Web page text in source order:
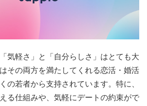
気軽さ」と「自分らしさ」はとても大
その両方を満たしてくれる恋活・婚活
の若者から支持されています。特に、
る仕組みや、気軽にデートの約束がで